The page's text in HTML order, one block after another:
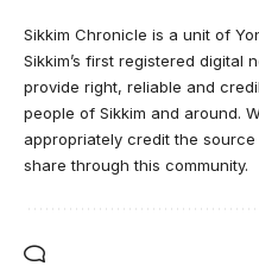
Sikkim Chronicle is a unit of
Sikkim’s first registered digital
provide right, reliable and
people of Sikkim and around.
appropriately credit the
share through this community.